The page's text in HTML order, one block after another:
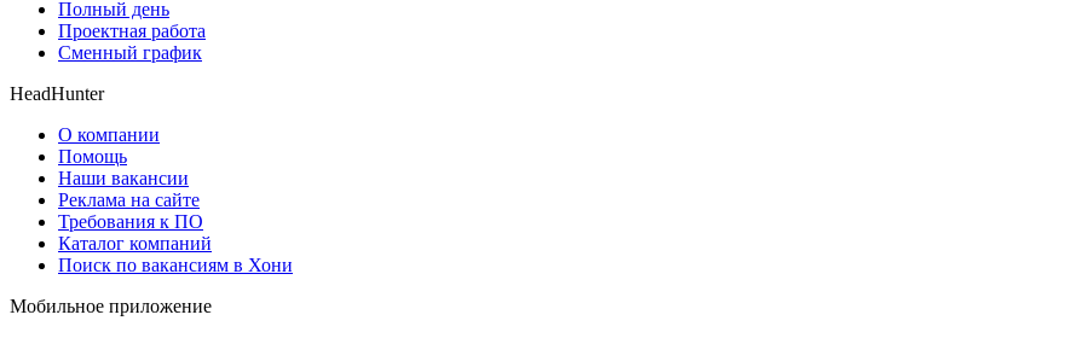
Полный день
Проектная работа
Сменный график
HeadHunter
О компании
Помощь
Наши вакансии
Реклама на сайте
Требования к ПО
Каталог компаний
Поиск по вакансиям в Хони
Мобильное приложение